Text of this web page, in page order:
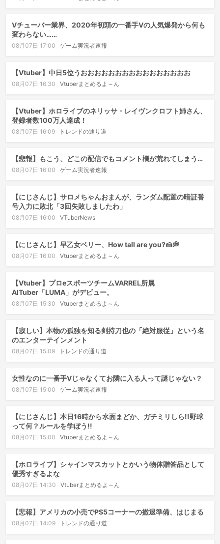
Vチューバー業界、2020年初頭の一番手Vの人気爆発から何も
変わらない……
08月07日 17:00 ゲーム実況者速報
【Vtuber】中日5位うおおおおおおおおおおおおおおおお
08月07日 16:30 Vtuberまとめるよ～ん
【Vtuber】ホロライブのネリッサ・レイヴンクロフト姉さん、
登録者数100万人達成！
08月07日 16:09 トレンドの通り道
【悲報】もこう、どこの配信でもコメント欄が荒れてしまう…
08月07日 16:00 ゲーム実況者速報
【にじさんじ】サロメちゃんおまんが、ランダム配置の暗証番
号入力に敗北「3回失敗しましたわ」
08月07日 16:00 VTuberNews
【にじさんじ】早乙女ベリー、How tall are you?🍰💭
08月07日 16:00 Vtuberまとめるよ～ん
【Vtuber】プロeスポーツチームVARREL所属
AITuber「LUMA」がデビュー。
08月07日 15:30 Vtuberまとめるよ～ん
【寂しい】本物の孤独を知る剣持刀也の「絶対服従」という名
のエンターテインメント
08月07日 15:09 トレンドの通り道
女性なのに一番手Vじゃなくてお隣に入る人って謎じゃない？
08月07日 15:00 ゲーム実況者速報
【にじさんじ】本日16時から水面まどか、ガチミリしら!!野球
って何？ルールを学ぼう!!
08月07日 15:00 Vtuberまとめるよ～ん
【ホロライブ】シャインマスカットとかいう物体贈答品として
優秀すぎるよな
08月07日 14:30 Vtuberまとめるよ～ん
【悲報】アメリカの小売でPS5コーナーの撤退準備、はじまる
08月07日 14:09 トレンドの通り道